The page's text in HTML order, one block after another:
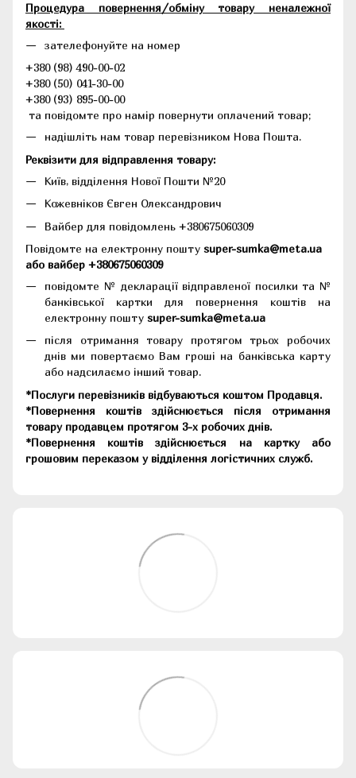
Процедура повернення/обміну товару неналежної
якості:
зателефонуйте на номер
+380 (98) 490-00-02
+380 (50) 041-30-00
+380 (93) 895-00-00
та повідомте про намір повернути оплачений товар;
надішліть нам товар перевізником Нова Пошта.
Реквізити для відправлення товару:
Київ, відділення Нової Пошти №20
Кожевніков Євген Олександрович
Вайбер для повідомлень +380675060309
Повідомте на електронну пошту super-sumka@meta.ua
або вайбер +380675060309
повідомте № декларації відправленої посилки та №
банківської картки для повернення коштів на
електронну пошту super-sumka@meta.ua
після отримання товару протягом трьох робочих
днів ми повертаємо Вам гроші на банківська карту
або надсилаємо інший товар.
*Послуги перевізників відбуваються коштом Продавця.
*Повернення коштів здійснюється після отримання
товару продавцем протягом 3-х робочих днів.
*Повернення коштів здійснюється на картку або
грошовим переказом у відділення логістичних служб.